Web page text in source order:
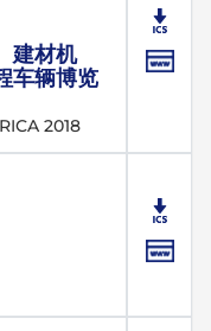
建材机
车辆博览
2018